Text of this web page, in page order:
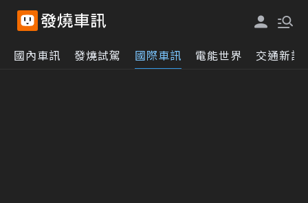
國內車訊 發燒試駕 國際車訊 電能世界 交通新訊